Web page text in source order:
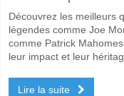
Découvrez les meilleurs
légendes comme Joe
comme Patrick
leur impact et leur
Lire la suite